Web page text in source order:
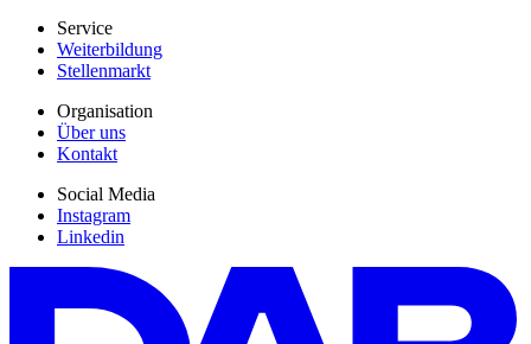
Service
Weiterbildung
Stellenmarkt
Organisation
Über uns
Kontakt
Social Media
Instagram
Linkedin